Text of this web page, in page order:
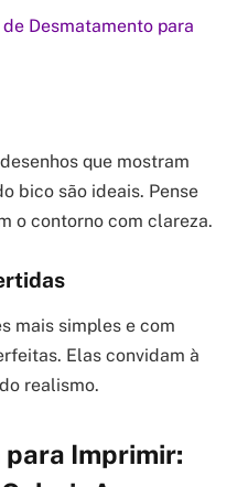
Desmatamento para
que mostram
bico são ideais. Pense
o contorno com clareza.
mais simples e com
Elas convidam à
realismo.
para Imprimir: